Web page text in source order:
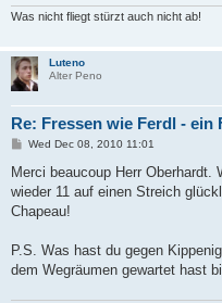
Was nicht fliegt stürzt auch nicht ab!
Luteno
Alter Peno
Re: Fressen wie Ferdl -
P
s
Wed Dec 08, 2010 11:01
Merci beaucoup Herr Oberhardt.
wieder 11 auf einen Streich
Chapeau!
P.S. Was hast du gegen
dem Wegräumen gewartet hast